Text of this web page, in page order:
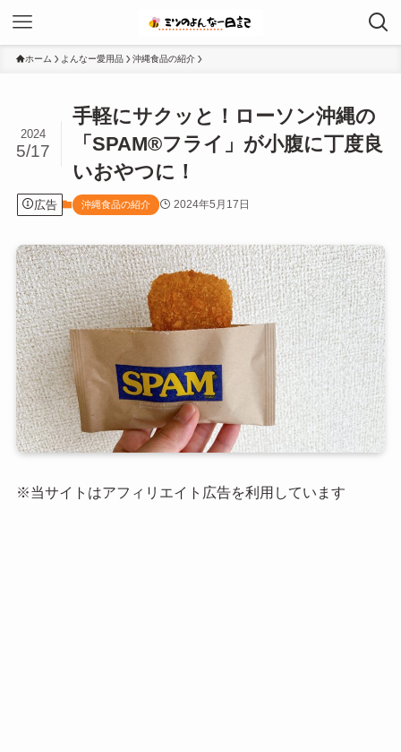
ホーム よんなー愛用品 沖縄食品の紹介
手軽にサクッと！ローソン沖縄の
「SPAM®︎フライ」が小腹に丁度良
いおやつに！
2024
5/17
広告 沖縄食品の紹介 2024年5月17日
※当サイトはアフィリエイト広告を利用しています